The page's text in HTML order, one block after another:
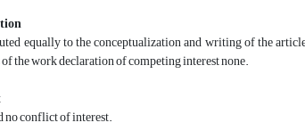
equally to the conceptualization and writing of the
of the work declaration of competing interest none.
no conflict of interest.